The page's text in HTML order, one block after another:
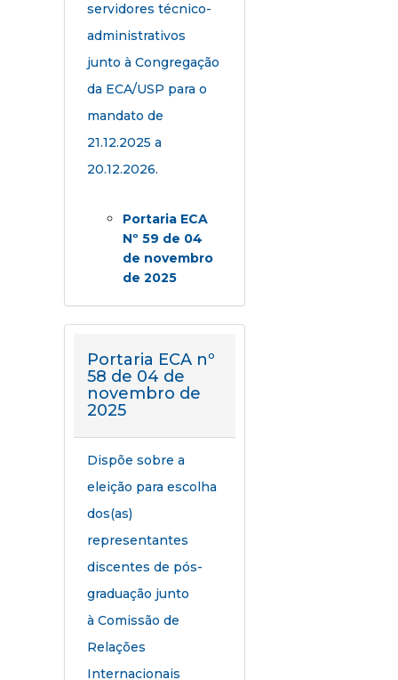
servidores técnico-
administrativos
junto à Congregação
da ECA/USP para o
mandato de
21.12.2025 a
20.12.2026.
Portaria ECA
Nº 59 de 04
de novembro
de 2025
Portaria ECA nº
58 de 04 de
novembro de
2025
Dispõe sobre a
eleição para escolha
dos(as)
representantes
discentes de pós-
graduação junto
à Comissão de
Relações
Internacionais